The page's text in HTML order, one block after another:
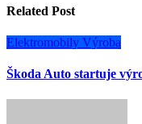
Related Post
Elektromobily Výroba
Škoda Auto startuje